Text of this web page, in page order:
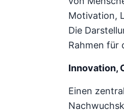
Motivation,
Die
Rahmen für
Innovation,
Einen